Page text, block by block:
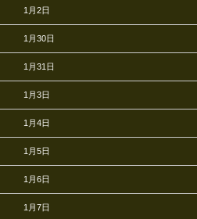
1月2日
1月30日
1月31日
1月3日
1月4日
1月5日
1月6日
1月7日